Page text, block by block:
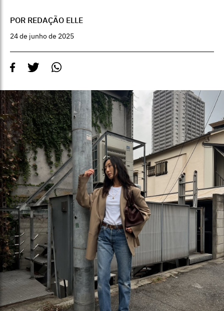
POR REDAÇÃO ELLE
24 de junho de 2025